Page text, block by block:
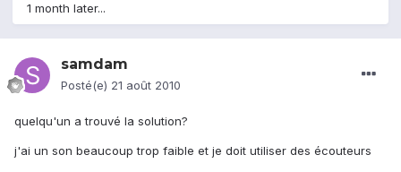
1 month later...
samdam
Posté(e) 21 août 2010
quelqu'un a trouvé la solution?
j'ai un son beaucoup trop faible et je doit utiliser des écouteurs